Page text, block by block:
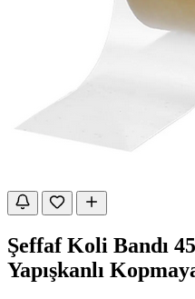
Şeffaf Koli Bandı
Yapışkanlı